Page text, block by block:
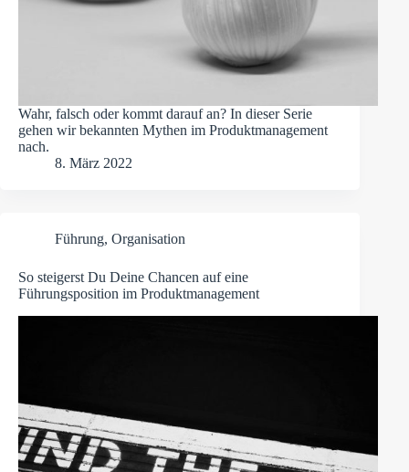
Wahr, falsch oder kommt darauf an? In dieser Serie
gehen wir bekannten Mythen im Produktmanagement
nach.
8. März 2022
Führung, Organisation
So steigerst Du Deine Chancen auf eine
Führungsposition im Produktmanagement